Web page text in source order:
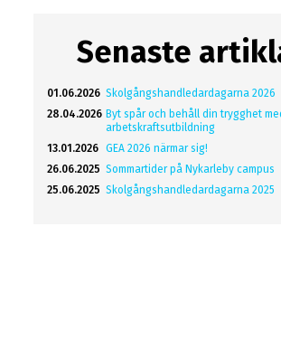
Senaste
01.06.2026 Skolgångshandledardagarna 2026
28.04.2026 Byt spår och behåll din trygghet
arbetskraftsutbildning
13.01.2026 GEA 2026 närmar sig!
26.06.2025 Sommartider på Nykarleby campus
25.06.2025 Skolgångshandledardagarna 2025